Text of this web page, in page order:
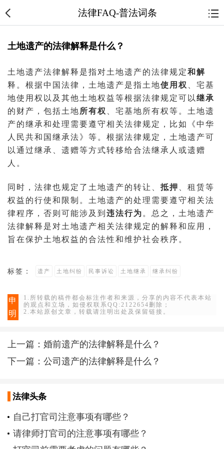
法律FAQ-普法词条
土地遗产的法律解释是什么？
土地遗产法律解释是指对土地遗产的法律规定和解
释。根据中国法律，土地遗产是指土地使用权
、宅基
地使用权以及其他土地权益等根据法律规定可以继承
的财产，包括土地 所有权
、宅基地所有权等。土地遗
产的继承和处理需要遵守相关法律规定，比如《中华
人民共和国继承法》等。根据法律规定，土地遗产可
以通过继承、遗赠等方式转移给合法继承人或遗赠
人。
同时，法律也规定了土地遗产的转让、抵押
、租赁等
权益的行使和限制。土地遗产的处理需要遵守相关法
律程序，否则可能涉及到违法行为 。总之，土地遗产
法律解释是对土地遗产相关法律规定的解释和应用，
旨在保护土地权益的合法性和维护社会秩序。
标签： 遗产 土地纠纷 民事诉讼 土地继承 继承纠纷
申
明
1.所转载的稿件都会标注作者和来源，分享的内容不代表本站
的观点和立场，如侵权联系QQ:2122654删除；
2.本站原创文章，转载请注明出处及保留链接。
上一篇：婚前遗产的法律解释是什么？
下一篇：公司遗产的法律解释是什么？
法律头条
自己打官司注意事项有哪些？
请律师打官司的注意事项有哪些？